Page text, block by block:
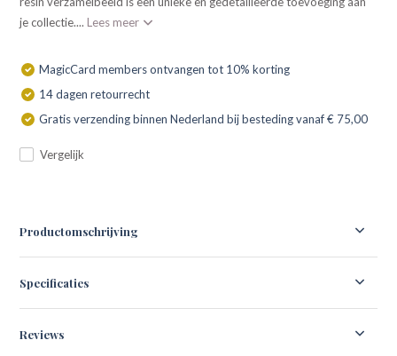
je collectie.... Lees meer
MagicCard members ontvangen tot 10% korting
14 dagen retourrecht
Gratis verzending binnen Nederland bij besteding vanaf € 75,00
Vergelijk
Productomschrijving
Specificaties
Reviews